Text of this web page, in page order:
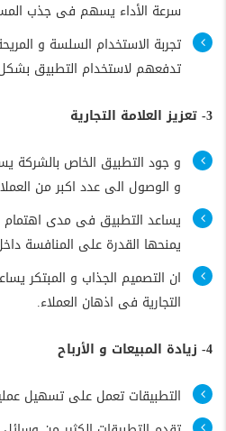
سرعة الأداء يسهم فى جذب
تجربة الاستخدام السلسة و
تدفعهم لاستخدام التطبيق
3- تعزيز العلامة التجارية
و جود التطبيق الخاص بالشركة
و الوصول الى عدد اكبر من
يساعد التطبيق فى مدى اهتمام
يمنحها القدرة على المنافسة
ان التصميم الجذاب و المبتكر
التجارية فى اذهان العملاء.
4- زيادة المبيعات و الأرباح
التطبيقات تعمل على تسهيل